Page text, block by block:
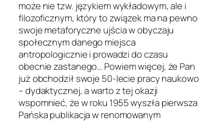
może nie tzw. językiem wykładowym, ale i
filozoficznym, który to związek ma na pewno
swoje metaforyczne ujścia w obyczaju
społecznym danego miejsca
antropologicznie i prowadzi do czasu
obecnie zastanego… Powiem więcej, że Pan
już obchodził swoje 50-lecie pracy naukowo
– dydaktycznej, a warto z tej okazji
wspomnieć, że w roku 1955 wyszła pierwsza
Pańska publikacja w renomowanym